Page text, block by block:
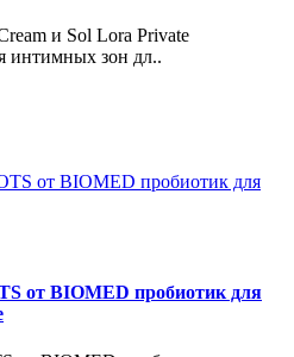
и Sol Lora Private
интимных зон дл..
от BIOMED пробиотик для